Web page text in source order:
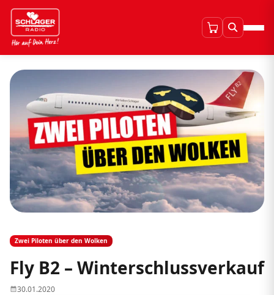
Zwei Piloten über den Wolken
Fly B2 – Winterschlussverkauf
30.01.2020